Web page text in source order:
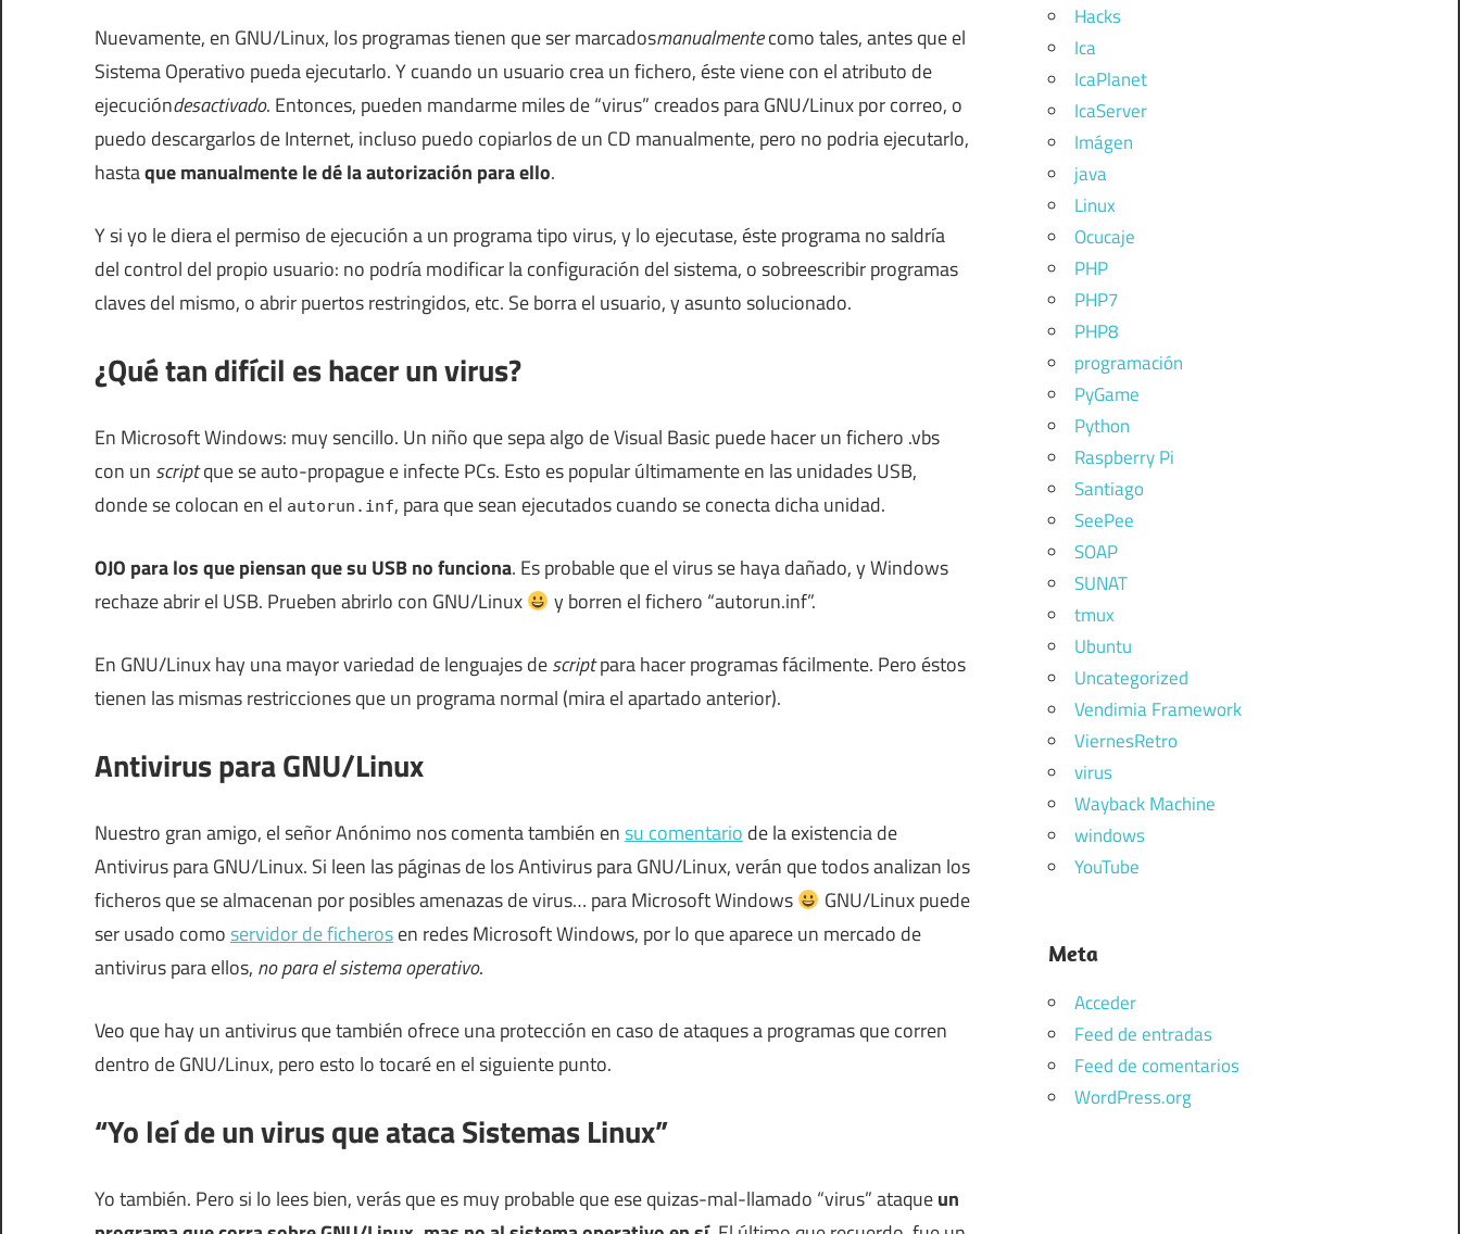
Nuevamente, en GNU/Linux, los programas tienen que ser marcadosmanualmentecomo tales, antes que el
Sistema Operativo pueda ejecutarlo. Y cuando un usuario crea un fichero, éste viene con el atributo de
ejecucióndesactivado. Entonces, pueden mandarme miles de “virus” creados para GNU/Linux por correo, o
puedo descargarlos de Internet, incluso puedo copiarlos de un CD manualmente, pero no podria ejecutarlo,
hastaque manualmente le dé la autorización para ello.
Y si yo le diera el permiso de ejecución a un programa tipo virus, y lo ejecutase, éste programa no saldría
del control del propio usuario: no podría modificar la configuración del sistema, o sobreescribir programas
claves del mismo, o abrir puertos restringidos, etc. Se borra el usuario, y asunto solucionado.
¿Qué tan difícil es hacer un virus?
En Microsoft Windows: muy sencillo. Un niño que sepa algo de Visual Basic puede hacer un fichero .vbs
con un scriptque se auto-propague e infecte PCs. Esto es popular últimamente en las unidades USB,
donde se colocan en el autorun.inf, para que sean ejecutados cuando se conecta dicha unidad.
OJO para los que piensan que su USB no funciona. Es probable que el virus se haya dañado, y Windows
rechaze abrir el USB. Prueben abrirlo con GNU/Linux
y borren el fichero “autorun.inf”.
En GNU/Linux hay una mayor variedad de lenguajes descriptpara hacer programas fácilmente. Pero éstos
tienen las mismas restricciones que un programa normal (mira el apartado anterior).
Antivirus para GNU/Linux
Nuestro gran amigo, el señor Anónimo nos comenta también ensu comentario de la existencia de
Antivirus para GNU/Linux. Si leen las páginas de los Antivirus para GNU/Linux, verán que todos analizan los
ficheros que se almacenan por posibles amenazas de virus… para Microsoft Windows
GNU/Linux puede
ser usado comoservidor de ficherosen redes Microsoft Windows, por lo que aparece un mercado de
antivirus para ellos, no para el sistema operativo.
Veo que hay un antivirus que también ofrece una protección en caso de ataques a programas que corren
dentro de GNU/Linux, pero esto lo tocaré en el siguiente punto.
“Yo leí de un virus que ataca Sistemas Linux”
Yo también. Pero si lo lees bien, verás que es muy probable que ese quizas-mal-llamado “virus” ataqueun
Hacks
Ica
IcaPlanet
IcaServer
Imágen
java
Linux
Ocucaje
PHP
PHP7
PHP8
programación
PyGame
Python
Raspberry Pi
Santiago
SeePee
SOAP
SUNAT
tmux
Ubuntu
Uncategorized
Vendimia Framework
ViernesRetro
virus
Wayback Machine
windows
YouTube
Meta
Acceder
Feed de entradas
Feed de comentarios
WordPress.org